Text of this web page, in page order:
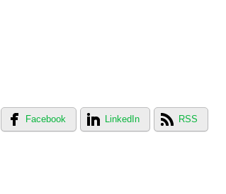
Facebook LinkedIn RSS